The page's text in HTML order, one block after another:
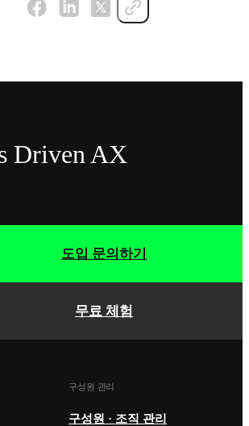
Driven AX
무료 체험
도입 문의하기
구성원 관리
구성원 · 조직 관리